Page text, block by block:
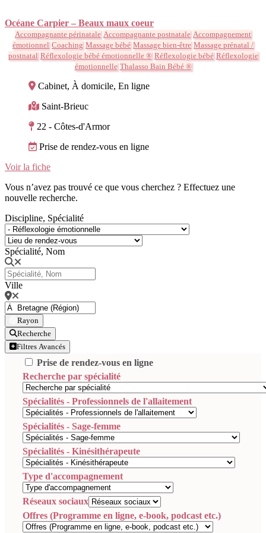
Océane Carpier – Beaux maux coeur
Accompagnante périnatale Accompagnante postnatale Accompagnement
émotionnel Coaching Massage bébé Massage bien-être Massage prénatal /
postnatal Réflexologie bébé émotionnelle ® Réflexologie bébé Réflexologie
émotionnelle Thalasso Bain Bébé ®
Cabinet, À domicile, En ligne
Saint-Brieuc
22 - Côtes-d'Armor
Prise de rendez-vous en ligne
Voir la fiche
Vous n’avez pas trouvé ce que vous cherchez ? Effectuez une
nouvelle recherche.
Discipline, Spécialité
Spécialité, Nom
Ville
Rayon
Recherche
Filtres Avancés
Prise de rendez-vous en ligne
Recherche par spécialité
Spécialités - Professionnels de l'allaitement
Spécialités - Sage-femme
Spécialités - Kinésithérapeute
Type d'accompagnement
Réseaux sociaux
Offres (Programme en ligne, e-book, podcast etc.)